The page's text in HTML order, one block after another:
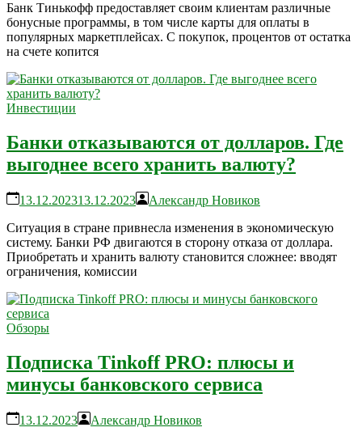
Банк Тинькофф предоставляет своим клиентам различные
бонусные программы, в том числе карты для оплаты в
популярных маркетплейсах. С покупок, процентов от остатка
на счете копится
Инвестиции
Банки отказываются от долларов. Где
выгоднее всего хранить валюту?
13.12.202313.12.2023
Александр Новиков
Ситуация в стране привнесла изменения в экономическую
систему. Банки РФ двигаются в сторону отказа от доллара.
Приобретать и хранить валюту становится сложнее: вводят
ограничения, комиссии
Обзоры
Подписка Tinkoff PRO: плюсы и
минусы банковского сервиса
13.12.2023
Александр Новиков